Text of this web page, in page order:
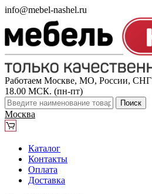
info@mebel-nashel.ru
Работаем Москве, МО, России, СНГ
18.00 МСК. (пн-пт)
Поиск
Москва
Каталог
Контакты
Оплата
Доставка